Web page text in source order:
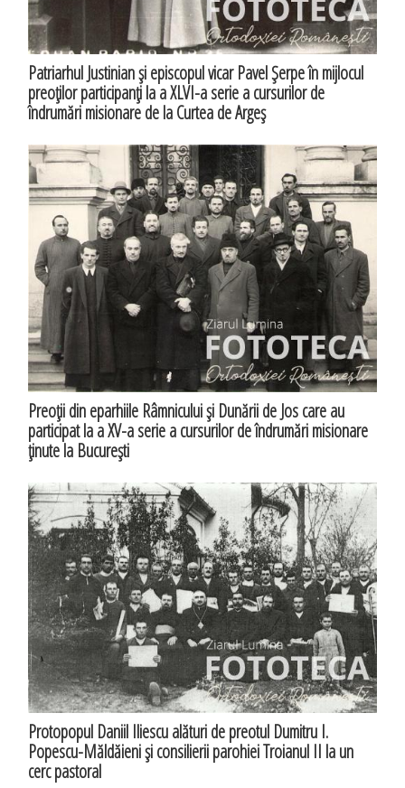
Patriarhul Justinian şi episcopul vicar Pavel Şerpe în mijlocul
preoţilor participanţi la a XLVI-a serie a cursurilor de
îndrumări misionare de la Curtea de Argeş
Preoţii din eparhiile Râmnicului şi Dunării de Jos care au
participat la a XV-a serie a cursurilor de îndrumări misionare
ţinute la Bucureşti
Protopopul Daniil Iliescu alături de preotul Dumitru I.
Popescu-Măldăieni şi consilierii parohiei Troianul II la un
cerc pastoral